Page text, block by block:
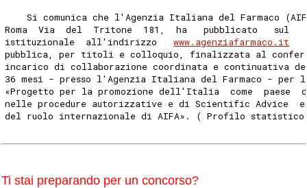
Si comunica che l'Agenzia Italiana del Farmaco
Roma  Via  del  Tritone  181,  ha   pubblicato   sul
istituzionale  all'indirizzo www.agenziafarmaco.it
pubblica, per titoli e colloquio, finalizzata al
incarico di collaborazione coordinata e continuativa
36 mesi - presso l'Agenzia Italiana del Farmaco - per
«Progetto per la promozione dell'Italia  come  paese
nelle procedure autorizzative e di Scientific Advice
del ruolo internazionale di AIFA». ( Profilo
Ti stai preparando per un concorso?